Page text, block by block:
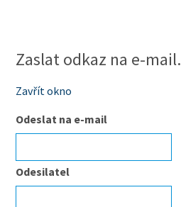
Zaslat odkaz na e-mail.
Zavřít okno
Odeslat na e-mail
Odesilatel